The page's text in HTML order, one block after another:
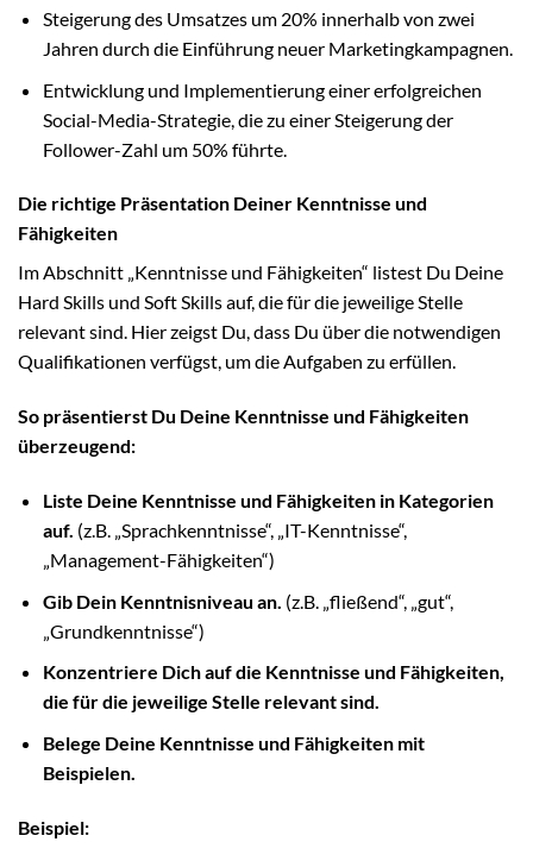
Steigerung des Umsatzes um 20% innerhalb von zwei
Jahren durch die Einführung neuer Marketingkampagnen.
Entwicklung und Implementierung einer erfolgreichen
Social-Media-Strategie, die zu einer Steigerung der
Follower-Zahl um 50% führte.
Die richtige Präsentation Deiner Kenntnisse und
Fähigkeiten
Im Abschnitt „Kenntnisse und Fähigkeiten“ listest Du Deine
Hard Skills und Soft Skills auf, die für die jeweilige Stelle
relevant sind. Hier zeigst Du, dass Du über die notwendigen
Qualifikationen verfügst, um die Aufgaben zu erfüllen.
So präsentierst Du Deine Kenntnisse und Fähigkeiten
überzeugend:
Liste Deine Kenntnisse und Fähigkeiten in Kategorien
auf. (z.B. „Sprachkenntnisse“, „IT-Kenntnisse“,
„Management-Fähigkeiten“)
Gib Dein Kenntnisniveau an. (z.B. „fließend“, „gut“,
„Grundkenntnisse“)
Konzentriere Dich auf die Kenntnisse und Fähigkeiten,
die für die jeweilige Stelle relevant sind.
Belege Deine Kenntnisse und Fähigkeiten mit
Beispielen.
Beispiel: